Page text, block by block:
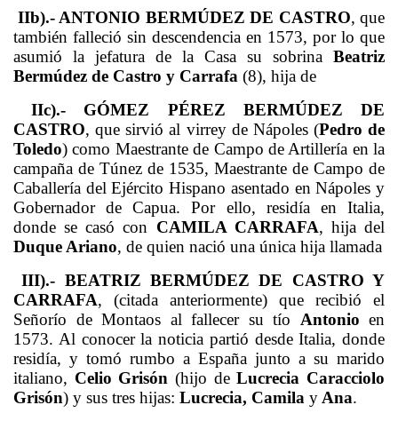
IIb).- ANTONIO BERMÚDEZ DE CASTRO, que
también falleció sin descendencia en 1573, por lo que
asumió la jefatura de la Casa su sobrina Beatriz
Bermúdez de Castro y Carrafa (8), hija de
IIc).- GÓMEZ PÉREZ
BERMÚDEZ DE
CASTRO, que sirvió al virrey de Nápoles (Pedro de
Toledo) como Maestrante de Campo de Artillería en la
campaña de Túnez de 1535, Maestrante de Campo de
Caballería del Ejército Hispano asentado en Nápoles y
Gobernador de Capua. Por ello, residía en Italia,
donde se casó con CAMILA CARRAFA, hija del
Duque Ariano, de quien nació una única hija llamada
III).- BEATRIZ BERMÚDEZ DE CASTRO Y
CARRAFA, (citada anteriormente) que recibió el
Señorío de Montaos al fallecer su tío Antonio en
1573. Al conocer la noticia partió desde Italia, donde
residía, y tomó rumbo a España junto a su marido
italiano, Celio Grisón (hijo deLucrecia Caracciolo
Grisón) y sus tres hijas: Lucrecia, Camila y Ana.